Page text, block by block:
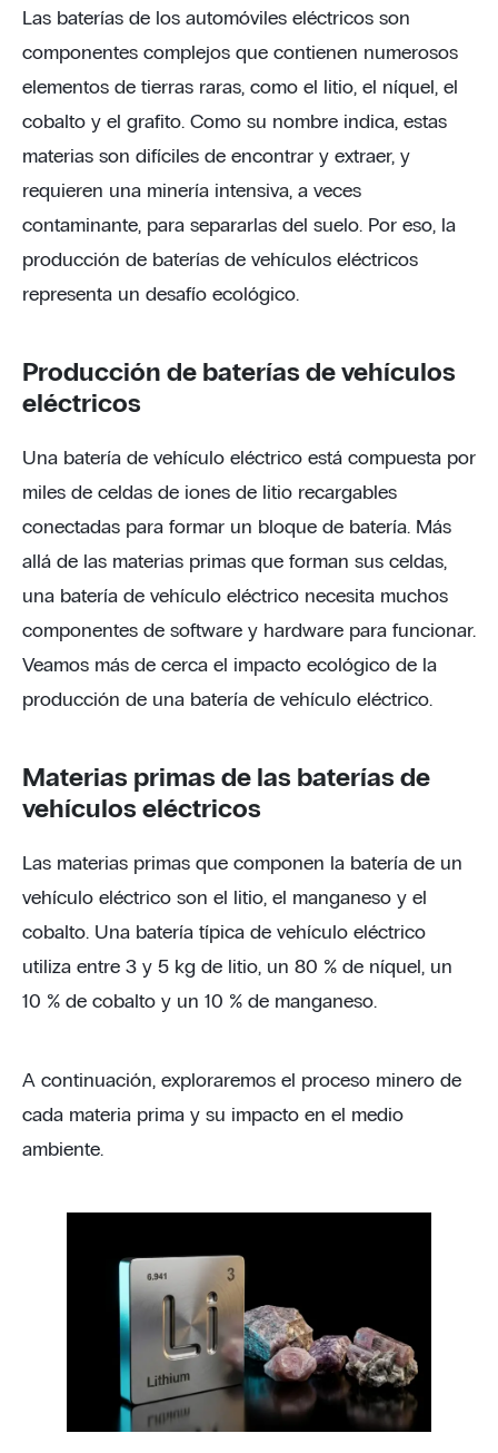
Las baterías de los automóviles eléctricos son
componentes complejos que contienen numerosos
elementos de tierras raras, como el litio, el níquel, el
cobalto y el grafito. Como su nombre indica, estas
materias son difíciles de encontrar y extraer, y
requieren una minería intensiva, a veces
contaminante, para separarlas del suelo. Por eso, la
producción de baterías de vehículos eléctricos
representa un desafío ecológico.
Producción de baterías de vehículos
eléctricos
Una batería de vehículo eléctrico está compuesta por
miles de celdas de iones de litio recargables
conectadas para formar un bloque de batería. Más
allá de las materias primas que forman sus celdas,
una batería de vehículo eléctrico necesita muchos
componentes de software y hardware para funcionar.
Veamos más de cerca el impacto ecológico de la
producción de una batería de vehículo eléctrico.
Materias primas de las baterías de
vehículos eléctricos
Las materias primas que componen la batería de un
vehículo eléctrico son el litio, el manganeso y el
cobalto. Una batería típica de vehículo eléctrico
utiliza entre 3 y 5 kg de litio, un 80 % de níquel, un
10 % de cobalto y un 10 % de manganeso.
A continuación, exploraremos el proceso minero de
cada materia prima y su impacto en el medio
ambiente.